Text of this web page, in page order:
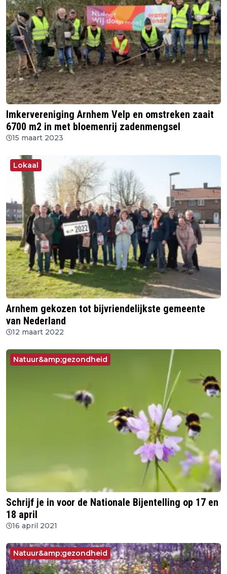
Imkervereniging Arnhem Velp en omstreken zaait
6700 m2 in met bloemenrij zadenmengsel
15 maart 2023
Lokaal
Arnhem gekozen tot bijvriendelijkste gemeente
van Nederland
12 maart 2022
Natuur&amp;gezondheid
Schrijf je in voor de Nationale Bijentelling op 17 en
18 april
16 april 2021
Natuur&amp;gezondheid